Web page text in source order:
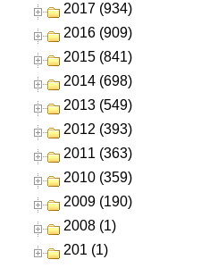
2017 (934)
2016 (909)
2015 (841)
2014 (698)
2013 (549)
2012 (393)
2011 (363)
2010 (359)
2009 (190)
2008 (1)
201 (1)